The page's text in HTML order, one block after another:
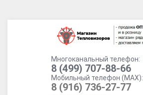
Многоканальный телефон:
8 (499) 707-88-66
Мобильный телефон (MAX):
8 (916) 736-27-77